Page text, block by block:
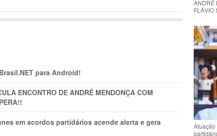
para Android!
ENCONTRO DE ANDRÉ MENDONÇA COM
em acordos partidários acende alerta e gera
ANDRÉ
FLÁVIO